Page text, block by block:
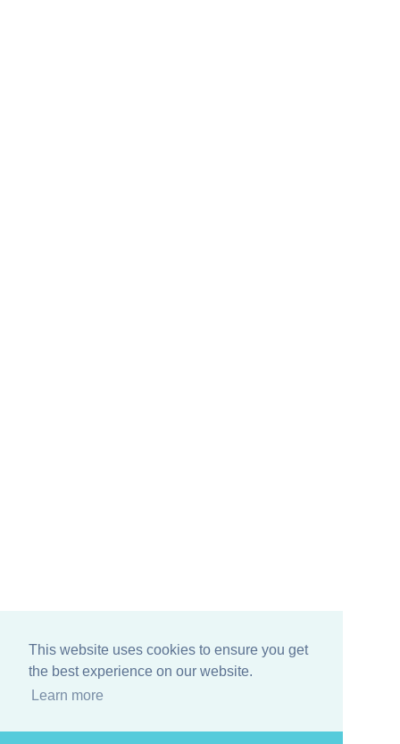
This website uses cookies to ensure you get
the best experience on our website.
Learn more